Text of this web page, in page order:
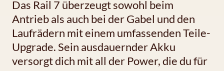
Das Rail 7 überzeugt sowohl beim
Antrieb als auch bei der Gabel und den
Laufrädern mit einem umfassenden Teile-
Upgrade. Sein ausdauernder Akku
versorgt dich mit all der Power, die du für